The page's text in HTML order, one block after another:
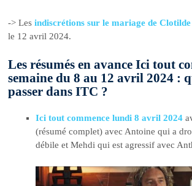
-> Lesindiscrétions sur le mariage de
le 12 avril 2024.
Les résumés en avance Ici tout
semaine du 8 au 12 avril 2024 :
passer dans ITC ?
Ici tout commence lundi 8 avril 2024
(résumé complet) avec Antoine qui a
débile et Mehdi qui est agressif avec